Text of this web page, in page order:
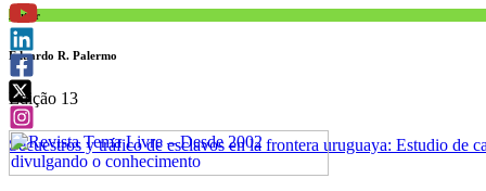
Autor
Eduardo R. Palermo
Edição 13
Secuestros y tráfico de esclavos en la frontera uruguaya: Estudio de